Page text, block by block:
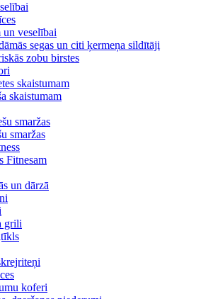
un veselībai
segas un citi ķermeņa sildītāji
zobu birstes
skaistumam
skaistumam
smaržas
smaržas
Fitnesam
un dārzā
grili
koferi